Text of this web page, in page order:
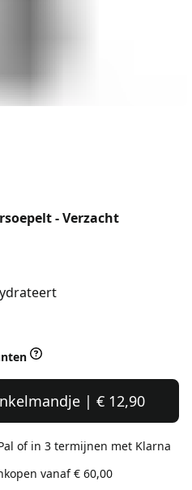
- Verzacht
| € 12,90
of in 3 termijnen met Klarna
vanaf € 60,00